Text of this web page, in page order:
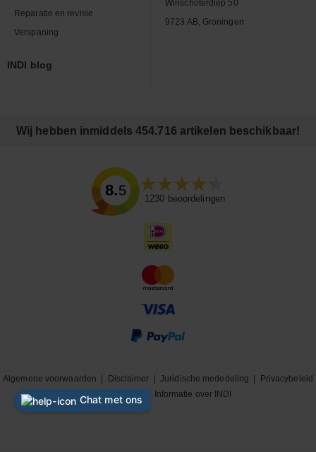
Reparatie en revisie
Verspaning
INDI blog
Winschoterdiep 50
9723 AB, Groningen
Wij hebben inmiddels 454.716 artikelen beschikbaar!
8.5
1230 beoordelingen
Algemene voorwaarden Disclaimer |Juridische mededeling
Privacybeleid
|
Cookiebeleid Informatie over INDI